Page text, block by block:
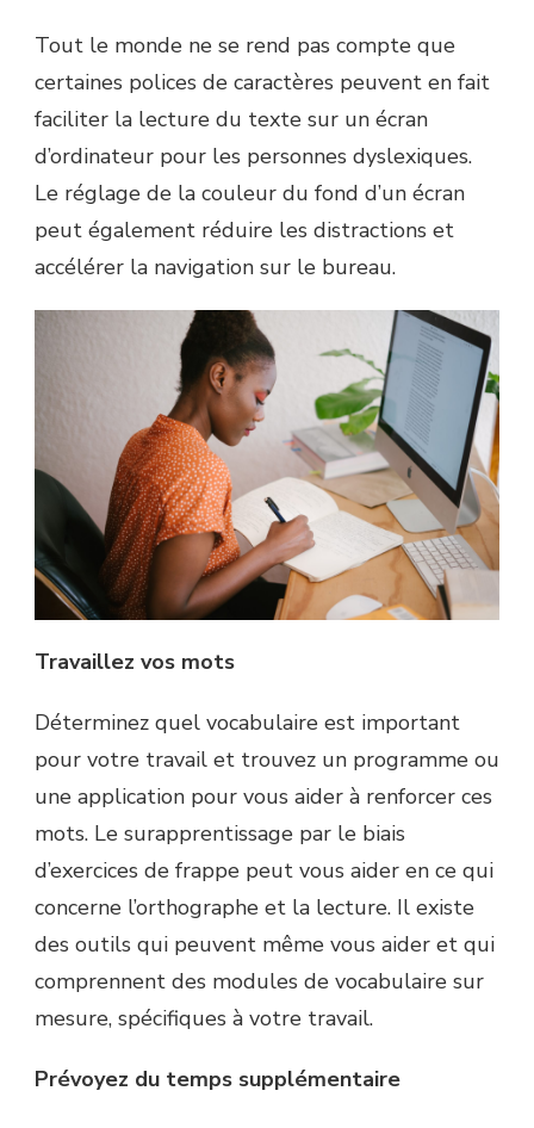
Tout le monde ne se rend pas compte que
certaines polices de caractères peuvent en fait
faciliter la lecture du texte sur un écran
d’ordinateur pour les personnes dyslexiques.
Le réglage de la couleur du fond d’un écran
peut également réduire les distractions et
accélérer la navigation sur le bureau.
Travaillez vos mots
Déterminez quel vocabulaire est important
pour votre travail et trouvez un programme ou
une application pour vous aider à renforcer ces
mots. Le surapprentissage par le biais
d’exercices de frappe peut vous aider en ce qui
concerne l’orthographe et la lecture. Il existe
des outils qui peuvent même vous aider et qui
comprennent des modules de vocabulaire sur
mesure, spécifiques à votre travail.
Prévoyez du temps supplémentaire